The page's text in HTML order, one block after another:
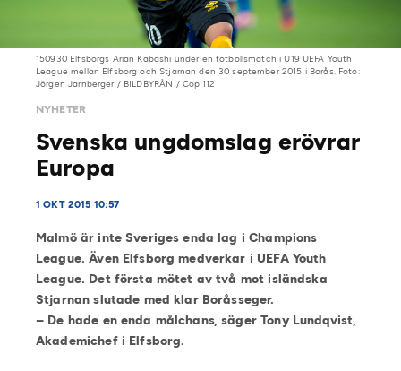
150930 Elfsborgs Arian Kabashi under en fotbollsmatch i U19 UEFA Youth
League mellan Elfsborg och Stjarnan den 30 september 2015 i Borås. Foto:
Jörgen Jarnberger / BILDBYRÅN / Cop 112
NYHETER
Svenska ungdomslag erövrar
Europa
1 OKT 2015 10:57
Malmö är inte Sveriges enda lag i Champions
League. Även Elfsborg medverkar i UEFA Youth
League. Det första mötet av två mot isländska
Stjarnan slutade med klar Boråsseger.
– De hade en enda målchans, säger Tony Lundqvist,
Akademichef i Elfsborg.